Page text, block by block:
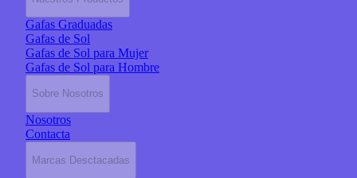
Gafas Graduadas
Gafas de Sol
Gafas de Sol para Mujer
Gafas de Sol para Hombre
Sobre Nosotros
Nosotros
Contacta
Marcas Desctacadas